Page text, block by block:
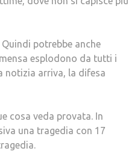
potrebbe anche
esplodono da tutti i
notizia arriva, la difesa
cosa veda provata. In
una tragedia con 17